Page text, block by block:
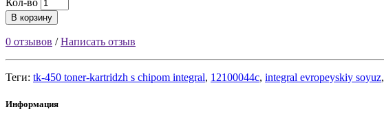
В корзину
0 отзывов /Написать отзыв
Теги: tk-450 toner-kartridzh s chipom integral, 12100044c, integral evropeyskiy soyuz,
Информация